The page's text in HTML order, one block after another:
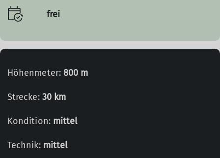
frei
Höhenmeter: 800 m
Strecke: 30 km
Kondition: mittel
Technik: mittel